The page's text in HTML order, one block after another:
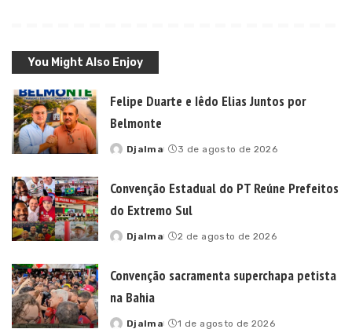
You Might Also Enjoy
Felipe Duarte e Iêdo Elias Juntos por
Belmonte
Posted
Djalma 3 de agosto de 2026
Convenção Estadual do PT Reúne Prefeitos
do Extremo Sul
Posted
Djalma 2 de agosto de 2026
Convenção sacramenta superchapa petista
na Bahia
Djalma 1 de agosto de 2026